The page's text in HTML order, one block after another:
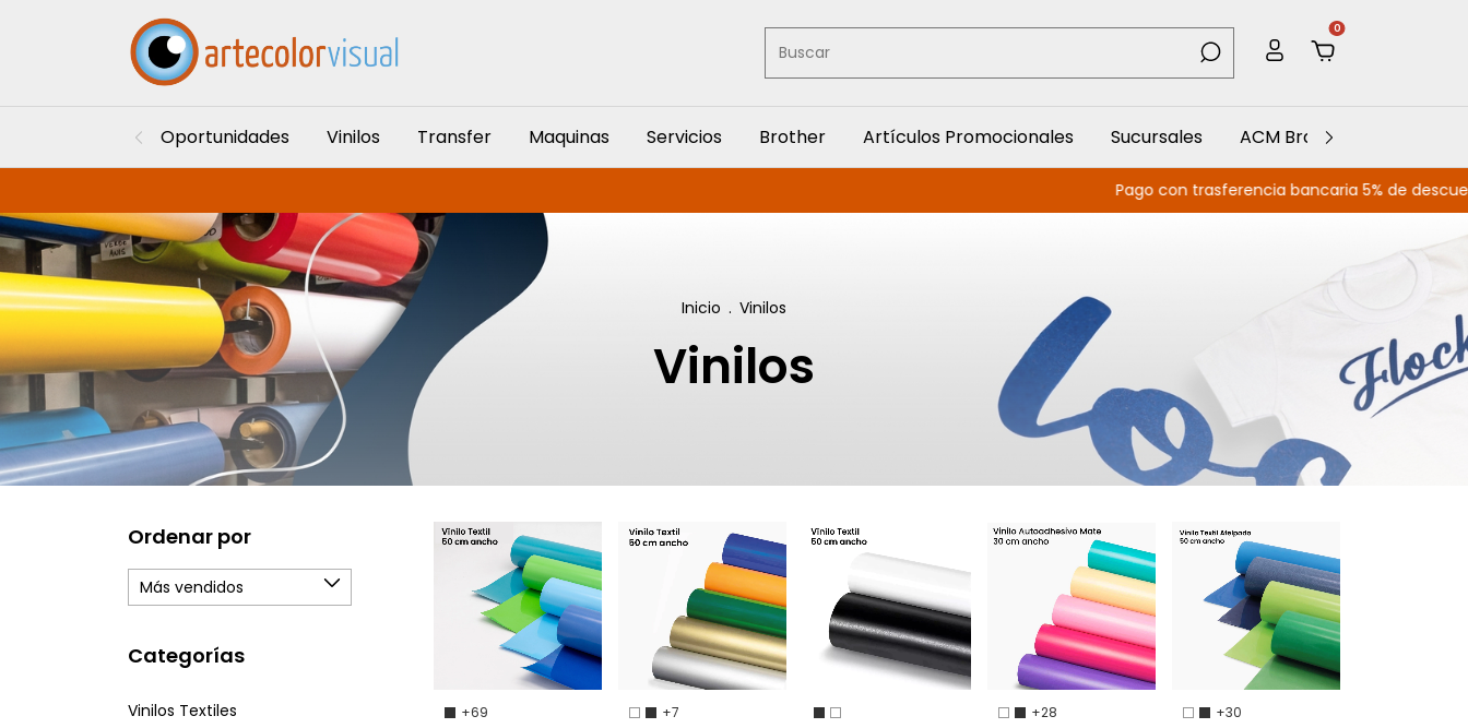
0
Oportunidades Vinilos Transfer Maquinas Servicios Brother Artículos Promocionales Sucursales ACM Branding
Pago con trasferencia bancaria 5% de descuento Envío
Inicio . Vinilos
Vinilos
Ordenar por
Categorías
Vinilos Textiles
+69 +7 +28 +30